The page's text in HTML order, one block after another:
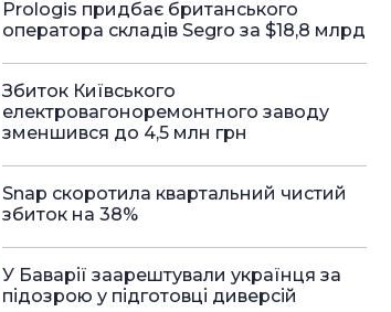
Prologis придбає британського
оператора складів Segro за $18,8 млрд
Збиток Київського
електровагоноремонтного заводу
зменшився до 4,5 млн грн
Snap скоротила квартальний чистий
збиток на 38%
У Баварії заарештували українця за
підозрою у підготовці диверсій